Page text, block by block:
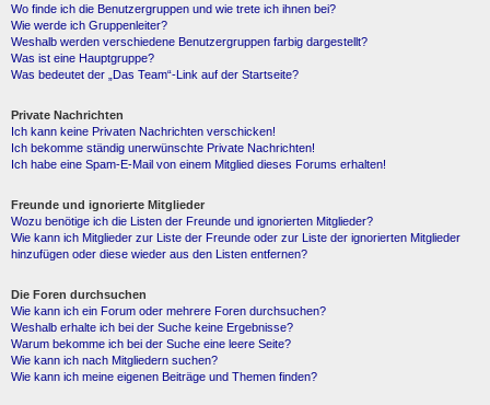
Wo finde ich die Benutzergruppen und wie trete ich ihnen bei?
Wie werde ich Gruppenleiter?
Weshalb werden verschiedene Benutzergruppen farbig dargestellt?
Was ist eine Hauptgruppe?
Was bedeutet der „Das Team“-Link auf der Startseite?
Private Nachrichten
Ich kann keine Privaten Nachrichten verschicken!
Ich bekomme ständig unerwünschte Private Nachrichten!
Ich habe eine Spam-E-Mail von einem Mitglied dieses Forums erhalten!
Freunde und ignorierte Mitglieder
Wozu benötige ich die Listen der Freunde und ignorierten Mitglieder?
Wie kann ich Mitglieder zur Liste der Freunde oder zur Liste der ignorierten Mitglieder
hinzufügen oder diese wieder aus den Listen entfernen?
Die Foren durchsuchen
Wie kann ich ein Forum oder mehrere Foren durchsuchen?
Weshalb erhalte ich bei der Suche keine Ergebnisse?
Warum bekomme ich bei der Suche eine leere Seite?
Wie kann ich nach Mitgliedern suchen?
Wie kann ich meine eigenen Beiträge und Themen finden?